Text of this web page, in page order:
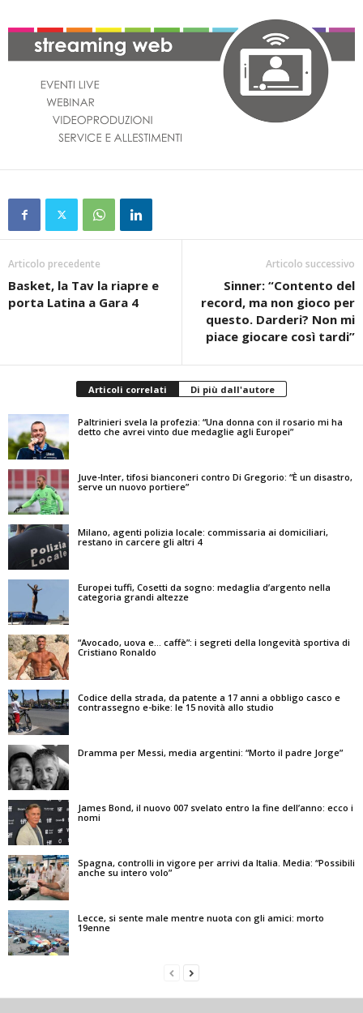
Articolo precedente
Basket, la Tav la riapre e
porta Latina a Gara 4
Articolo successivo
Sinner: “Contento del
record, ma non gioco per
questo. Darderi? Non mi
piace giocare così tardi”
Articoli correlati Di più dall'autore
Paltrinieri svela la profezia: “Una donna con il rosario mi ha
detto che avrei vinto due medaglie agli Europei”
Juve-Inter, tifosi bianconeri contro Di Gregorio: “È un disastro,
serve un nuovo portiere”
Milano, agenti polizia locale: commissaria ai domiciliari,
restano in carcere gli altri 4
Europei tuffi, Cosetti da sogno: medaglia d’argento nella
categoria grandi altezze
“Avocado, uova e… caffè”: i segreti della longevità sportiva di
Cristiano Ronaldo
Codice della strada, da patente a 17 anni a obbligo casco e
contrassegno e-bike: le 15 novità allo studio
Dramma per Messi, media argentini: “Morto il padre Jorge”
James Bond, il nuovo 007 svelato entro la fine dell’anno: ecco i
nomi
Spagna, controlli in vigore per arrivi da Italia. Media: “Possibili
anche su intero volo”
Lecce, si sente male mentre nuota con gli amici: morto
19enne